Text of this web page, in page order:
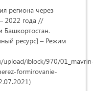
региона через
2022 года //
Башкортостан.
ресурс] – Режим
upload/iblock/970/
formirovanie-